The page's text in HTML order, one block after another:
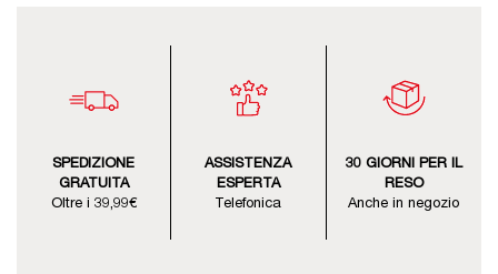
SPEDIZIONE
GRATUITA
Oltre i 39,99€
ASSISTENZA
ESPERTA
Telefonica
30 GIORNI PER IL
RESO
Anche in negozio